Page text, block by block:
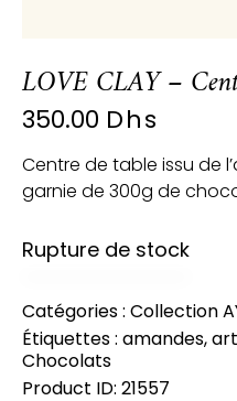
LOVE CLAY –
350.00 Dhs
Centre de table issu de
garnie de 300g de
Rupture de stock
Catégories : Collection
Étiquettes : amandes,
Chocolats
Product ID: 21557